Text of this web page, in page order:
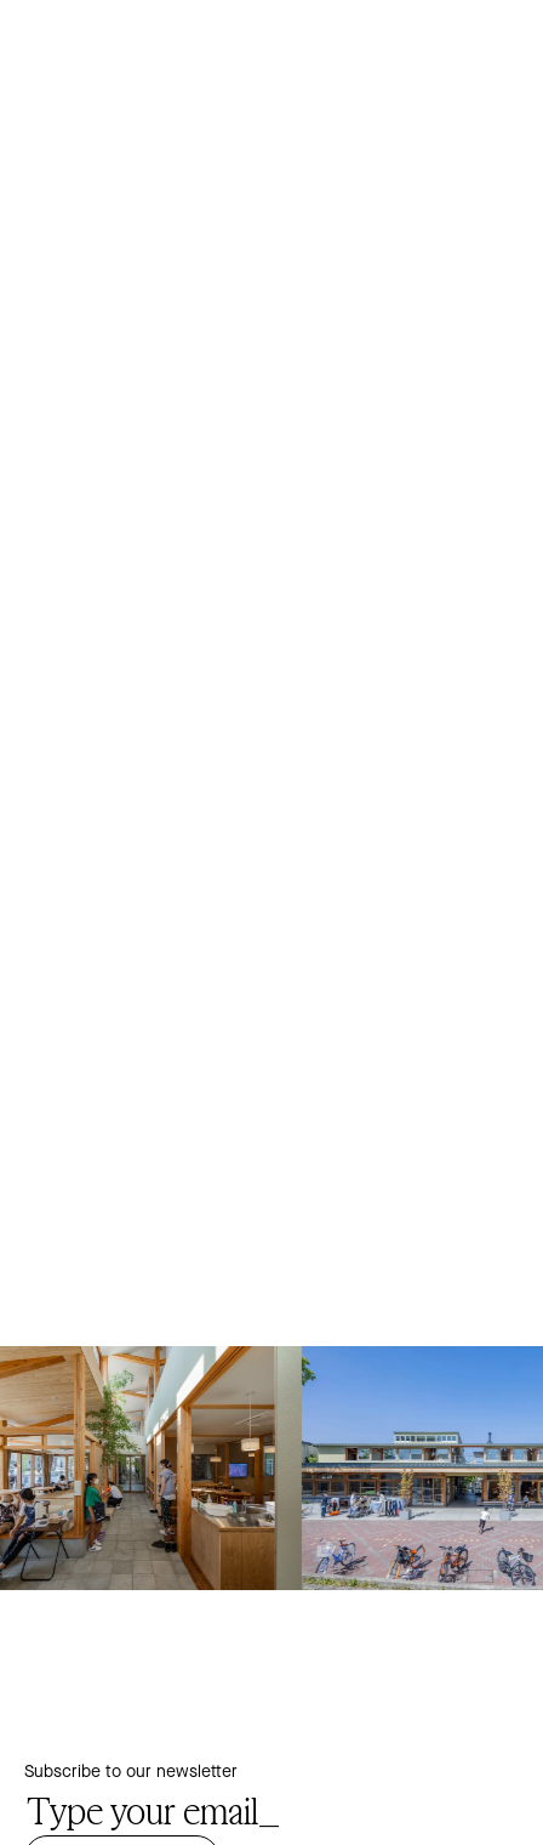
Subscribe to our newsletter